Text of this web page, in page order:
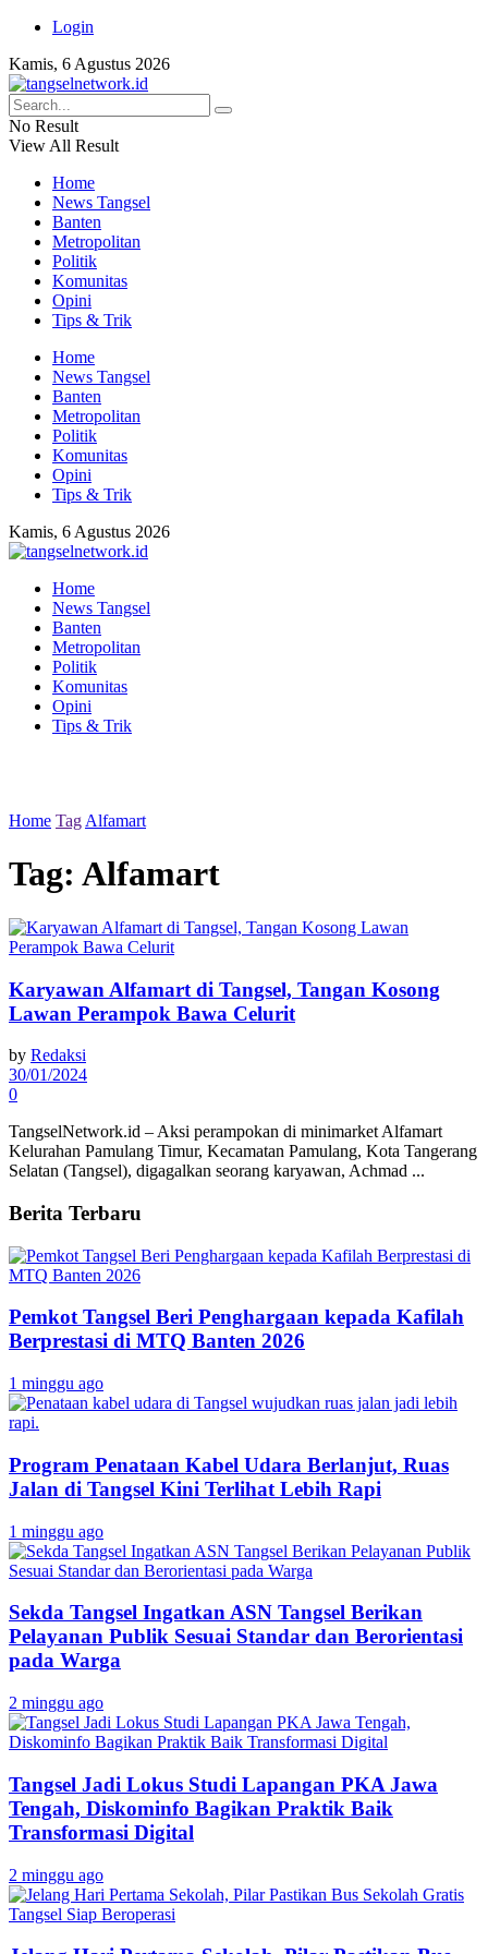
Login
Kamis, 6 Agustus 2026
No Result
View All Result
Home
News Tangsel
Banten
Metropolitan
Politik
Komunitas
Opini
Tips & Trik
Home
News Tangsel
Banten
Metropolitan
Politik
Komunitas
Opini
Tips & Trik
Kamis, 6 Agustus 2026
Home
News Tangsel
Banten
Metropolitan
Politik
Komunitas
Opini
Tips & Trik
Home Tag Alfamart
Tag: Alfamart
Karyawan Alfamart di Tangsel, Tangan Kosong
Lawan Perampok Bawa Celurit
by Redaksi
30/01/2024
0
TangselNetwork.id – Aksi perampokan di minimarket Alfamart
Kelurahan Pamulang Timur, Kecamatan Pamulang, Kota Tangerang
Selatan (Tangsel), digagalkan seorang karyawan, Achmad ...
Berita Terbaru
Pemkot Tangsel Beri Penghargaan kepada Kafilah
Berprestasi di MTQ Banten 2026
1 minggu ago
Program Penataan Kabel Udara Berlanjut, Ruas
Jalan di Tangsel Kini Terlihat Lebih Rapi
1 minggu ago
Sekda Tangsel Ingatkan ASN Tangsel Berikan
Pelayanan Publik Sesuai Standar dan Berorientasi
pada Warga
2 minggu ago
Tangsel Jadi Lokus Studi Lapangan PKA Jawa
Tengah, Diskominfo Bagikan Praktik Baik
Transformasi Digital
2 minggu ago